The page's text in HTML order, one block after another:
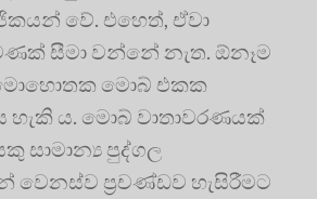
වේ. එහෙත්, ඒවා
සීමා වන්නේ නැත. ඕනෑම
මොබ් එකක
හැකි ය. මොබ් වාතාවරණයක්
සාමාන්‍ය පුද්ගල
වෙනස්ව ප්‍රචණ්ඩව හැසිරීමට